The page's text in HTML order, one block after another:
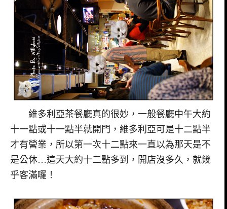
維多利亞茶餐廳真的很妙，一般餐廳中午大約
十一點或十一點半就開門，維多利亞可是十二點半
才有營業，所以第一次十二點來一直以為那天是不
是公休…這天大約十二點多到，開店沒多久，就幾
乎客滿囉！